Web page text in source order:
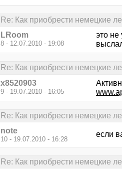
Re: Как приобрести немецкие
LRoom
8 - 12.07.2010 - 19:08
это
Re: Как приобрести немецкие
x8520903
9 - 19.07.2010 - 16:05
Re: Как приобрести немецкие
note
10 - 19.07.2010 - 16:28
если
Re: Как приобрести немецкие